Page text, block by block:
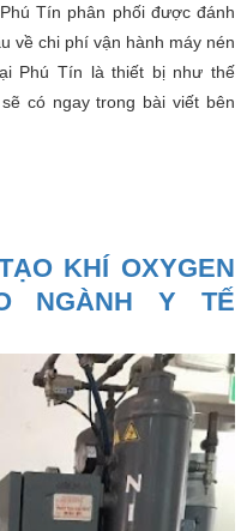
Tín phân phối được đánh
về chi phí vận hành máy nén
Phú Tín là thiết bị như thế
có ngay trong bài viết bên
KHÍ OXYGEN
NGÀNH Y TẾ